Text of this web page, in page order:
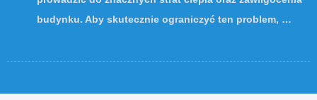
budynku. Aby skutecznie ograniczyć ten problem, …